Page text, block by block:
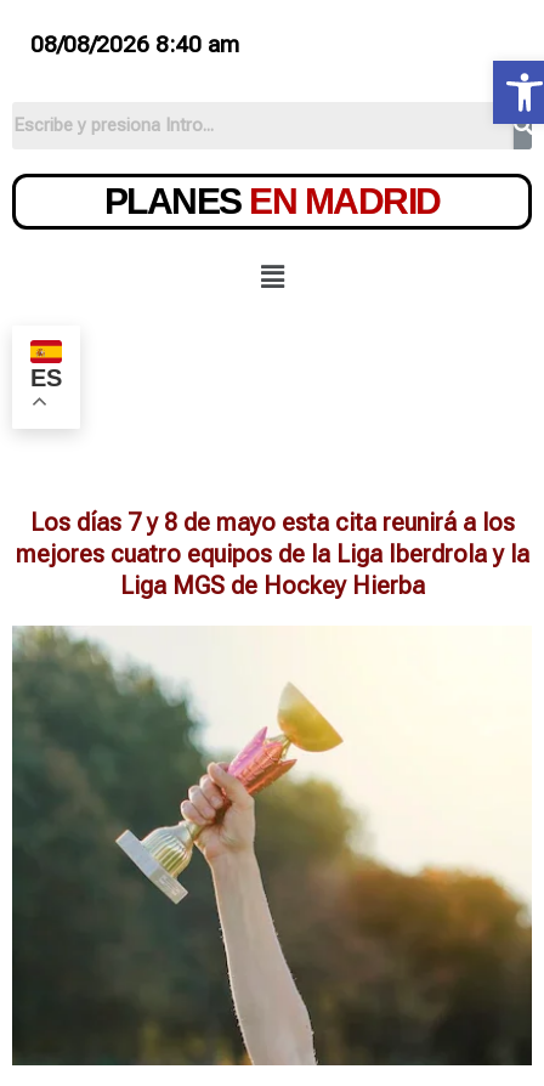
08/08/2026 8:40 am
PLANES EN MADRID
ES
Los días 7 y 8 de mayo esta cita reunirá a los
mejores cuatro equipos de la Liga Iberdrola y la
Liga MGS de Hockey Hierba